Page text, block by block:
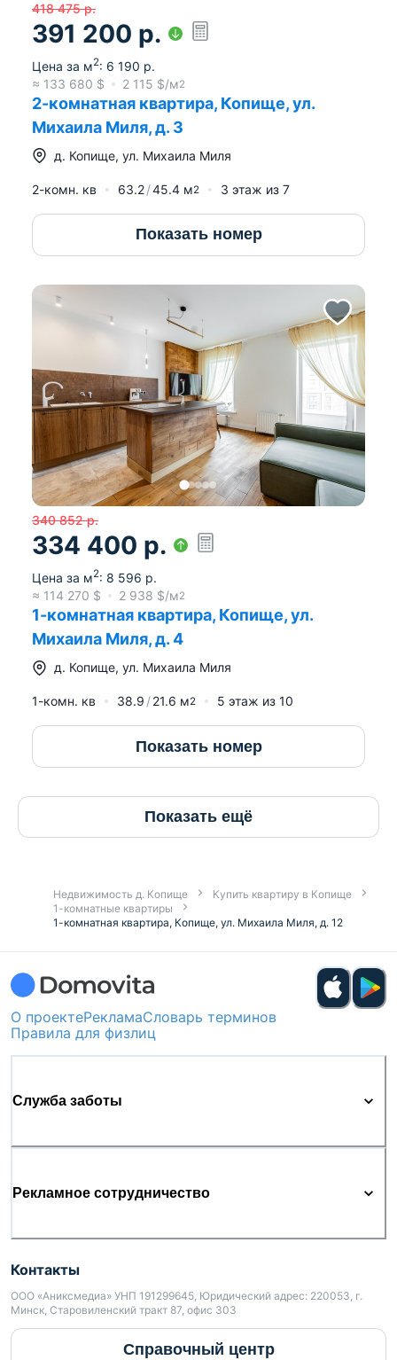
418 475 р.
391 200 р.
Цена за м2: 6 190 р.
≈ 133 680 $ 2 115 $/м2
2-комнатная квартира, Копище, ул.
Михаила Миля, д. 3
д. Копище, ул. Михаила Миля
2-комн. кв 63.2 45.4 м2 3 этаж из 7
Показать номер
340 852 р.
334 400 р.
Цена за м2: 8 596 р.
≈ 114 270 $ 2 938 $/м2
1-комнатная квартира, Копище, ул.
Михаила Миля, д. 4
д. Копище, ул. Михаила Миля
1-комн. кв 38.9 21.6 м2 5 этаж из 10
Показать номер
Показать ещё
Недвижимость д. Копище
Купить квартиру в Копище
1-комнатные квартиры
1-комнатная квартира, Копище, ул. Михаила Миля, д. 12
О проектеРекламаСловарь терминов
Правила для физлиц
Служба заботы
Рекламное сотрудничество
Контакты
ООО «Аниксмедиа» УНП 191299645, Юридический адрес: 220053, г.
Минск, Старовиленский тракт 87, офис 303
Справочный центр